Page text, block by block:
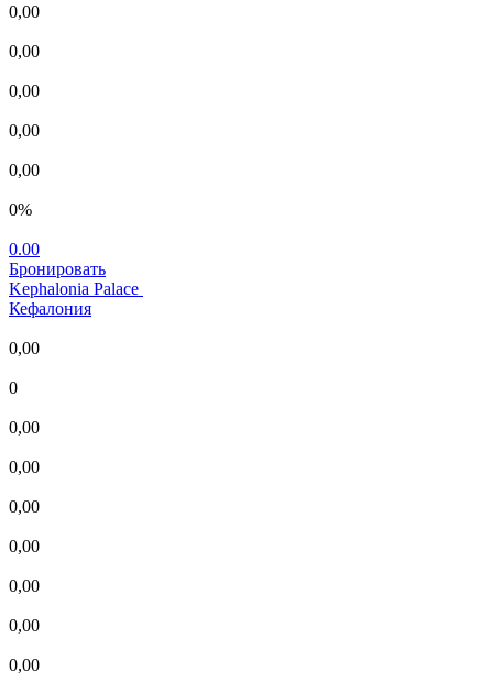
0,00
0,00
0,00
0,00
0,00
0%
0.00
Бронировать
Kephalonia Palace
Кефалония
0,00
0
0,00
0,00
0,00
0,00
0,00
0,00
0,00